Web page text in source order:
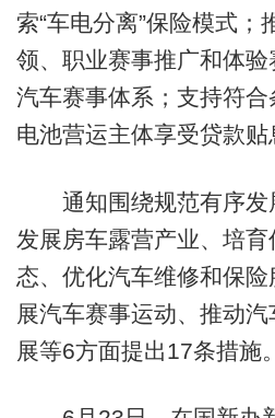
索“车电分离”保险模式；
领、职业赛事推广和体
汽车赛事体系；支持符合
电池营运主体享受贷款贴
通知围绕规范有序发
发展房车露营产业、培
态、优化汽车维修和保
展汽车赛事运动、推动
展等6方面提出17条措施。